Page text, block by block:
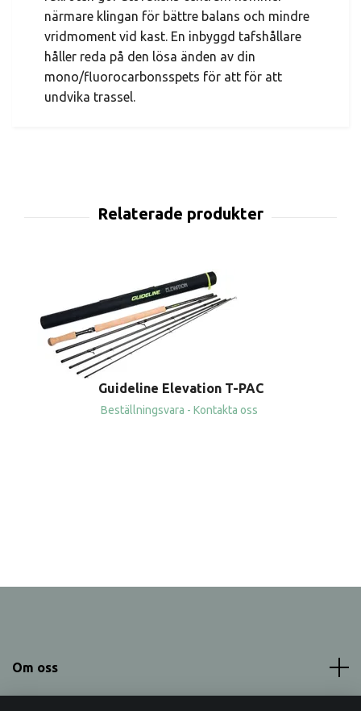
närmare klingan för bättre balans och mindre
vridmoment vid kast. En inbyggd tafshållare
håller reda på den lösa änden av din
mono/fluorocarbonsspets för att för att
undvika trassel.
Guideline Elevation T-PAC
Beställningsvara - Kontakta oss
Om oss